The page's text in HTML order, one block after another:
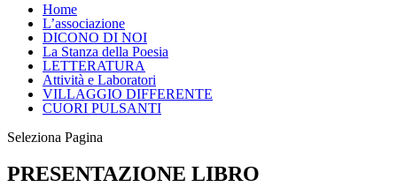
Home
L’associazione
DICONO DI NOI
La Stanza della Poesia
LETTERATURA
Attività e Laboratori
VILLAGGIO DIFFERENTE
CUORI PULSANTI
Seleziona Pagina
PRESENTAZIONE LIBRO